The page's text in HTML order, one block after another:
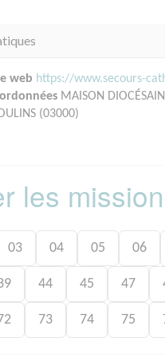
web https://www.secours-
MAISON
(03000)
les
03 04 05 06
44 45 47
73 74 75